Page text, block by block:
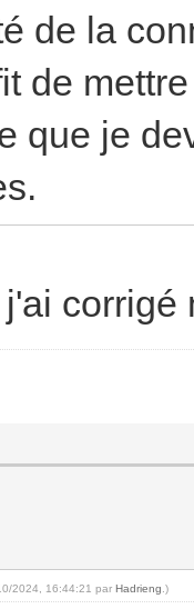
de la
de
que je
corrigé
2024, 16:44:21 par Hadrieng .)